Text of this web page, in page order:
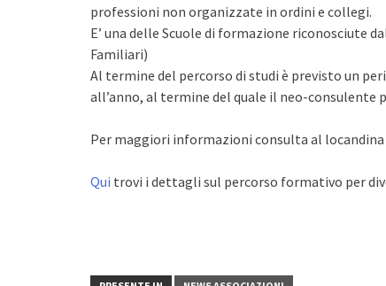
professioni non organizzate in ordini e collegi.
E’ una delle Scuole di formazione riconosciute
Familiari)
Al termine del percorso di studi è previsto un
all’anno, al termine del quale il neo-consulente
Per maggiori informazioni consulta al locandina
Qui trovi i dettagli sul percorso formativo per